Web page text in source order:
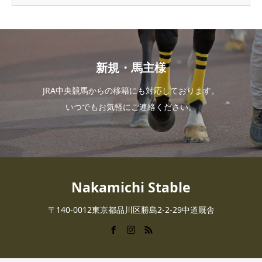
新規・馬主様
JRA中央競馬からの移籍にも対応しております。
いつでもお気軽にご連絡ください。
Nakamichi Stable
〒140-0012東京都品川区勝島2-2-29中道厩舎